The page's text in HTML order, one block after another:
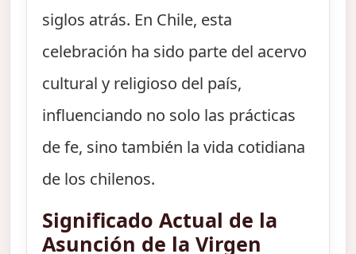
siglos atrás. En Chile, esta
celebración ha sido parte del acervo
cultural y religioso del país,
influenciando no solo las prácticas
de fe, sino también la vida cotidiana
de los chilenos.
Significado Actual de la
Asunción de la Virgen